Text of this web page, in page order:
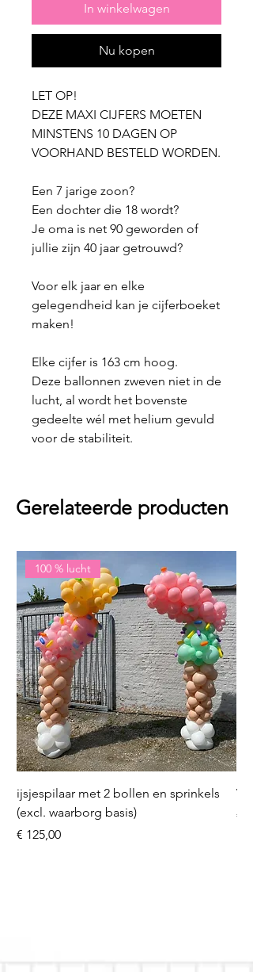
In winkelwagen
Nu kopen
LET OP!
DEZE MAXI CIJFERS MOETEN
MINSTENS 10 DAGEN OP
VOORHAND BESTELD WORDEN.
Een 7 jarige zoon?
Een dochter die 18 wordt?
Je oma is net 90 geworden of
jullie zijn 40 jaar getrouwd?
Voor elk jaar en elke
gelegendheid kan je cijferboeket
maken!
Elke cijfer is 163 cm hoog.
Deze ballonnen zweven niet in de
lucht, al wordt het bovenste
gedeelte wél met helium gevuld
voor de stabiliteit.
Gerelateerde producten
100 % lucht
ijsjespilaar met 2 bollen en sprinkels
(excl. waarborg basis)
Prijs
€ 125,00
Prijs
€